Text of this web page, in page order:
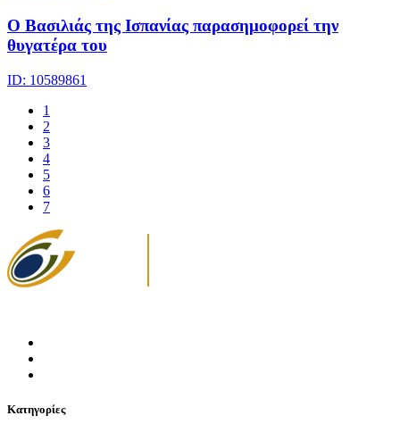
Ο Βασιλιάς της Ισπανίας παρασημοφορεί την
θυγατέρα του
ID: 10589861
1
2
3
4
5
6
7
Κατηγορίες